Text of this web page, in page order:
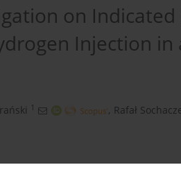
on
Injection in
1 , Rafał